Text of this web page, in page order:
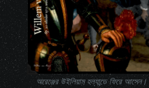
অরেঞ্জের উইলিয়াম হল্যান্ডে ফিরে